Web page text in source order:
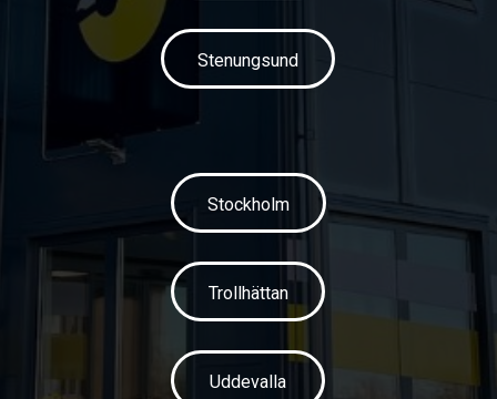
Stenungsund
Stockholm
Trollhättan
Uddevalla